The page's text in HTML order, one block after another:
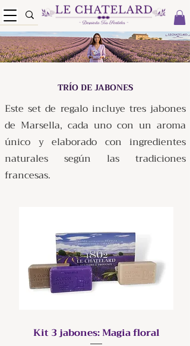
TRÍO DE JABONES
Este set de regalo incluye tres jabones
de Marsella, cada uno con un aroma
único y elaborado con ingredientes
naturales según las tradiciones
francesas.
Kit 3 jabones: Magia floral